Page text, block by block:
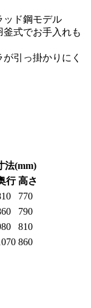
ッド鋼モデル
式でお手入れも
引っ掛かりにく
法(mm)
行 高さ
770
790
810
860